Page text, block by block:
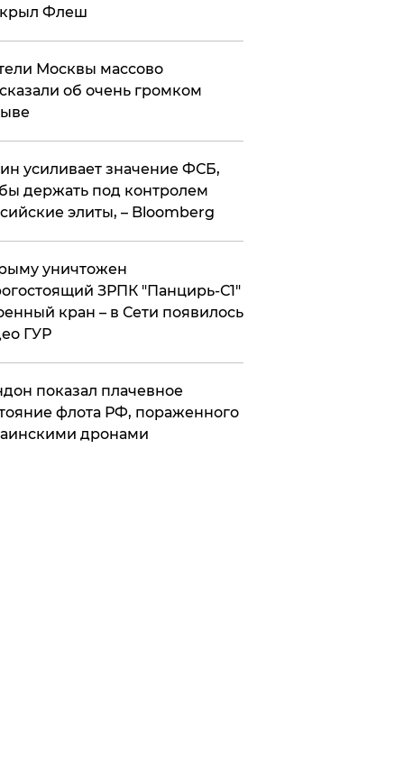
Флеш
Москвы массово
об очень громком
усиливает значение ФСБ,
держать под контролем
элиты, – Bloomberg
уничтожен
ЗРПК "Панцирь-С1"
кран – в Сети появилось
ГУР
показал плачевное
флота РФ, пораженного
дронами